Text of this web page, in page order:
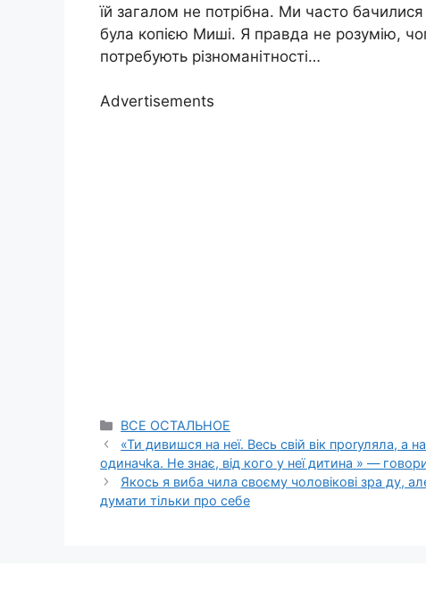
їй загалом не потрібна. Ми часто
була копією Миші. Я правда не розумію,
потребують різноманітності…
Advertisements
Categories
ВСЕ ОСТАЛЬНОЕ
«Ти дивишся на неї. Весь свій вік проrуляла,
одиначkа. Не знає, від кого у неї дитина » —
Якось я виба чила своєму чоловікові зра ду,
думати тільки про себе